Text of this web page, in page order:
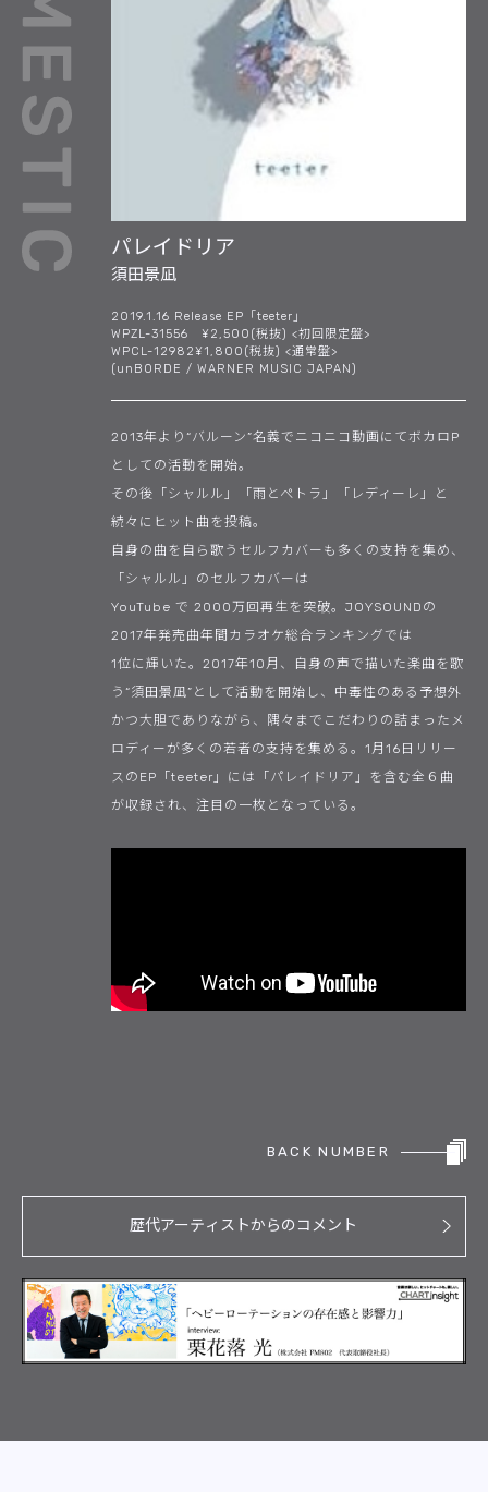
パレイドリア
須田景凪
2019.1.16 Release EP「teeter」
WPZL-31556 ¥2,500(税抜) <初回限定盤>
WPCL-12982¥1,800(税抜) <通常盤>
(unBORDE / WARNER MUSIC JAPAN)
2013年より“バルーン”名義でニコニコ動画にてボカロP
としての活動を開始。
その後「シャルル」「雨とぺトラ」「レディーレ」と
続々にヒット曲を投稿。
自身の曲を自ら歌うセルフカバーも多くの支持を集め、
「シャルル」のセルフカバーは
YouTube で 2000万回再生を突破。JOYSOUNDの
2017年発売曲年間カラオケ総合ランキングでは
1位に輝いた。2017年10月、自身の声で描いた楽曲を歌
う“須田景凪”として活動を開始し、中毒性のある予想外
かつ大胆でありながら、隅々までこだわりの詰まったメ
ロディーが多くの若者の支持を集める。1月16日リリー
スのEP「teeter」には「パレイドリア」を含む全６曲
が収録され、注目の一枚となっている。
BACK NUMBER
歴代アーティストからのコメント